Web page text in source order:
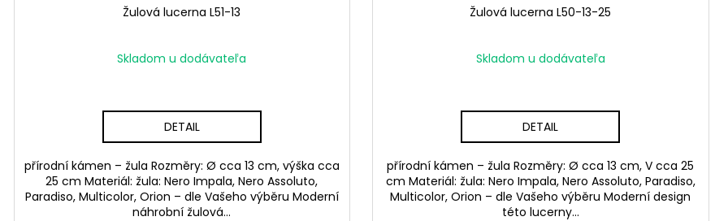
Žulová lucerna L51-13
Skladom u dodávateľa
DETAIL
přírodní kámen – žula Rozměry: Ø cca 13 cm, výška cca
25 cm Materiál: žula: Nero Impala, Nero Assoluto,
Paradiso, Multicolor, Orion – dle Vašeho výběru Moderní
náhrobní žulová...
Žulová lucerna L50-13-25
Skladom u dodávateľa
DETAIL
přírodní kámen – žula Rozměry: Ø cca 13 cm, V cca 25
cm Materiál: žula: Nero Impala, Nero Assoluto, Paradiso,
Multicolor, Orion – dle Vašeho výběru Moderní design
této lucerny...